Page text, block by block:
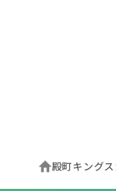
殿町キング